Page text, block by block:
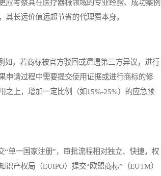
应考察其在医疗器械领域的专业经验、成功案例
长远价值远超节省的代理费本身。
，若商标被官方驳回或遭遇第三方异议，进行
申请过程中需要提交使用证据或进行商标的修
之上，增加一定比例（如15%-25%）的应急预
一国家注册”，审批流程相对独立、快捷，权
产权局（EUIPO）提交“欧盟商标”（EUTM）